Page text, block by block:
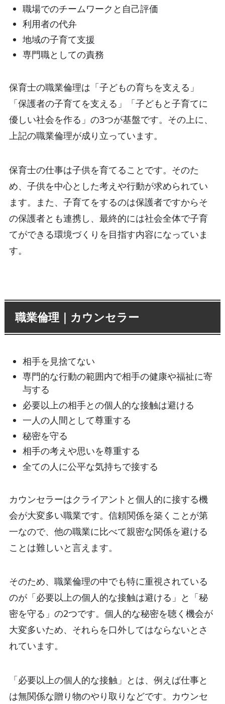
職場でのチームワークと自己評価
利用者の代弁
地域の子育て支援
専門職としての責務
保育士の職業倫理は「子どもの育ちを支える」
「保護者の子育てを支える」「子どもと子育てに
優しい社会を作る」の3つが基盤です。その上に、
上記の職業倫理が成り立っています。
保育士の仕事は子供を育てることです。そのた
め、子供を中心とした考えや行動が求められてい
ます。また、子育てをするのは保護者ですからそ
の保護者とも連携し、最終的には社会全体で子育
てができる環境づくりを目指す内容になっていま
す。
職業倫理｜カウンセラー
相手を見捨てない
専門的な行動の範囲内で相手の健康や福祉に寄
与する
必要以上の相手との個人的な接触は避ける
一人の人間として尊重する
秘密を守る
相手の考えや思いを尊重する
全ての人に公平な気持ちで接する
カウンセラーはクライアントと個人的に接する機
会が大変多い職業です。信頼関係を築くことが第
一なので、他の職業に比べて親密な関係を避ける
ことは難しいと言えます。
そのため、職業倫理の中でも特に重視されている
のが「必要以上の個人的な接触は避ける」と「秘
密を守る」の2つです。個人的な秘密を聴く機会が
大変多いため、それらを口外してはならないとさ
れています。
「必要以上の個人的な接触」とは、例えば仕事と
は無関係な贈り物のやり取りなどです。カウンセ